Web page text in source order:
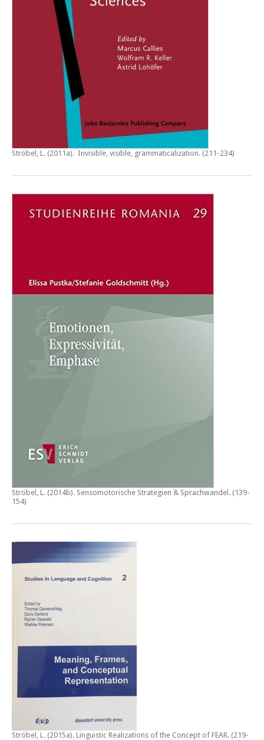
Ströbel, L. (2011a). Invisible, visible, grammaticalization. (211-234)
Ströbel, L. (2014b). Sensomotorische Strategien & Sprachwandel . (139-
154)
Ströbel, L. (2015a). Linguistic Realizations of the Concept of FEAR. (219-